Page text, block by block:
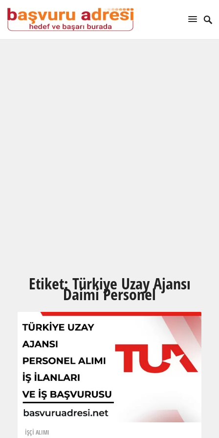
Etiket:Türkiye Uzay Ajansı
Daimi Personel
İŞÇİ ALIMI